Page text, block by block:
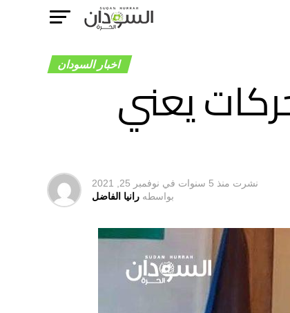
اخبار السودان
يعني
نشرت منذ 5 سنوات في نوفمبر 25, 2021
بواسطه رانيا الفاضل